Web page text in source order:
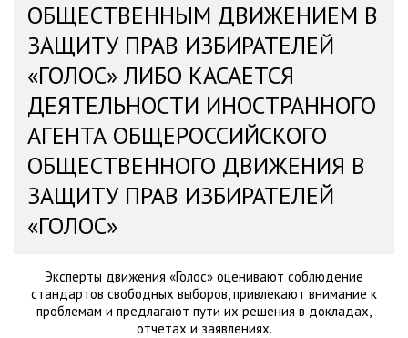
ОБЩЕСТВЕННЫМ ДВИЖЕНИЕМ В
ЗАЩИТУ ПРАВ ИЗБИРАТЕЛЕЙ
«ГОЛОС» ЛИБО КАСАЕТСЯ
ДЕЯТЕЛЬНОСТИ ИНОСТРАННОГО
АГЕНТА ОБЩЕРОССИЙСКОГО
ОБЩЕСТВЕННОГО ДВИЖЕНИЯ В
ЗАЩИТУ ПРАВ ИЗБИРАТЕЛЕЙ
«ГОЛОС»
Эксперты движения «Голос» оценивают соблюдение
стандартов свободных выборов, привлекают внимание к
проблемам и предлагают пути их решения в докладах,
отчетах и заявлениях.